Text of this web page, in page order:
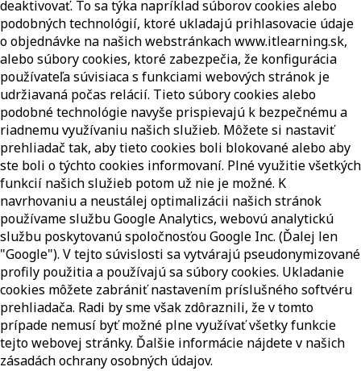
deaktivovať. To sa týka napríklad súborov cookies alebo
podobných technológií, ktoré ukladajú prihlasovacie údaje
o objednávke na našich webstránkach www.itlearning.sk,
alebo súbory cookies, ktoré zabezpečia, že konfigurácia
používateľa súvisiaca s funkciami webových stránok je
udržiavaná počas relácií. Tieto súbory cookies alebo
podobné technológie navyše prispievajú k bezpečnému a
riadnemu využívaniu našich služieb. Môžete si nastaviť
prehliadač tak, aby tieto cookies boli blokované alebo aby
ste boli o týchto cookies informovaní. Plné využitie všetkých
funkcií našich služieb potom už nie je možné. K
navrhovaniu a neustálej optimalizácii našich stránok
používame službu Google Analytics, webovú analytickú
službu poskytovanú spoločnosťou Google Inc. (Ďalej len
"Google"). V tejto súvislosti sa vytvárajú pseudonymizované
profily použitia a používajú sa súbory cookies. Ukladanie
cookies môžete zabrániť nastavením príslušného softvéru
prehliadača. Radi by sme však zdôraznili, že v tomto
prípade nemusí byť možné plne využívať všetky funkcie
tejto webovej stránky. Ďalšie informácie nájdete v našich
zásadách ochrany osobných údajov.